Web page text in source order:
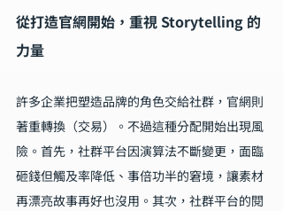
從打造官網開始，重視 Storytelling 的
力量
許多企業把塑造品牌的角色交給社群，官網則
著重轉換（交易）。不過這種分配開始出現風
險。首先，社群平台因演算法不斷變更，面臨
砸錢但觸及率降低、事倍功半的窘境，讓素材
再漂亮故事再好也沒用。其次，社群平台的閱